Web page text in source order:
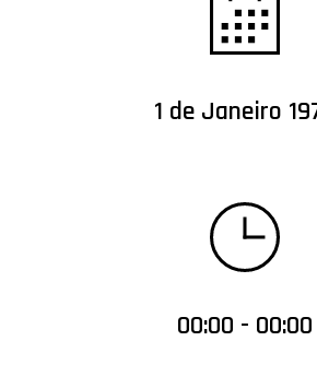
1 de Janeiro
00:00 - 00:00